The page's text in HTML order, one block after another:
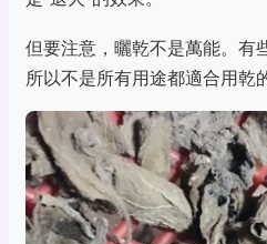
但要注意，曬乾不是萬能。有
所以不是所有用途都適合用乾